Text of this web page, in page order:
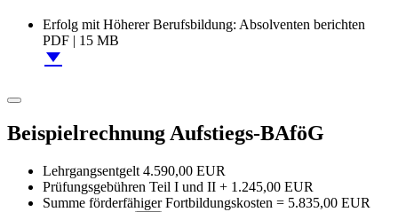
Erfolg mit Höherer Berufsbildung: Absolventen berichten
PDF | 15 MB
Beispielrechnung Aufstiegs-BAföG
Lehrgangsentgelt 4.590,00 EUR
Prüfungsgebühren Teil I und II + 1.245,00 EUR
Summe förderfähiger Fortbildungskosten = 5.835,00 EUR